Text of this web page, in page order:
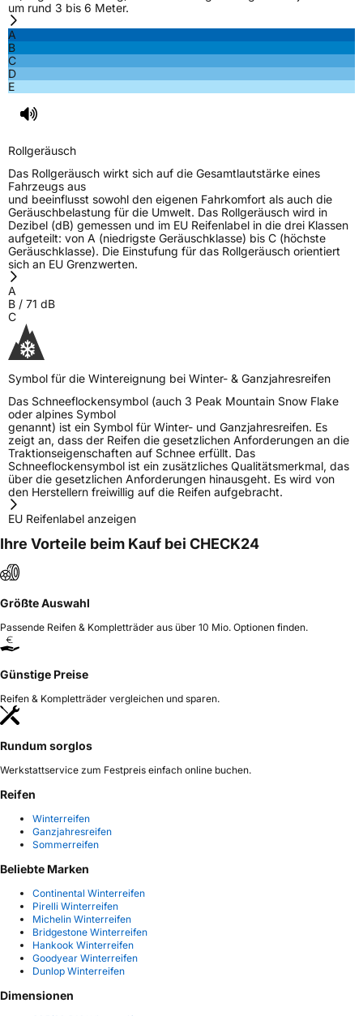
um rund 3 bis 6 Meter.
A
B
C
D
E
Rollgeräusch
Das Rollgeräusch wirkt sich auf die Gesamtlautstärke eines
Fahrzeugs aus
und beeinflusst sowohl den eigenen Fahrkomfort als auch die
Geräuschbelastung für die Umwelt. Das Rollgeräusch wird in
Dezibel (dB) gemessen und im EU Reifenlabel in die drei Klassen
aufgeteilt: von A (niedrigste Geräuschklasse) bis C (höchste
Geräuschklasse). Die Einstufung für das Rollgeräusch orientiert
sich an EU Grenzwerten.
A
B / 71 dB
C
Symbol für die Wintereignung bei Winter- & Ganzjahresreifen
Das Schneeflockensymbol (auch 3 Peak Mountain Snow Flake
oder alpines Symbol
genannt) ist ein Symbol für Winter- und Ganzjahresreifen. Es
zeigt an, dass der Reifen die gesetzlichen Anforderungen an die
Traktionseigenschaften auf Schnee erfüllt. Das
Schneeflockensymbol ist ein zusätzliches Qualitätsmerkmal, das
über die gesetzlichen Anforderungen hinausgeht. Es wird von
den Herstellern freiwillig auf die Reifen aufgebracht.
EU Reifenlabel anzeigen
Ihre Vorteile beim Kauf bei CHECK24
Größte Auswahl
Passende Reifen & Kompletträder aus über 10 Mio. Optionen finden.
Günstige Preise
Reifen & Kompletträder vergleichen und sparen.
Rundum sorglos
Werkstattservice zum Festpreis einfach online buchen.
Reifen
Winterreifen
Ganzjahresreifen
Sommerreifen
Beliebte Marken
Continental Winterreifen
Pirelli Winterreifen
Michelin Winterreifen
Bridgestone Winterreifen
Hankook Winterreifen
Goodyear Winterreifen
Dunlop Winterreifen
Dimensionen